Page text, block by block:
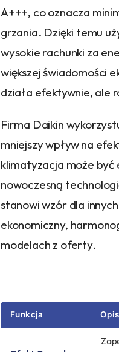
A+++, co oznacza
grzania. Dzięki temu
wysokie rachunki za
większej świadomości
działa efektywnie, ale
Firma Daikin
mniejszy wpływ na
klimatyzacja może być
nowoczesną
stanowi wzór dla
ekonomiczny,
modelach z oferty.
Funkcja Opis